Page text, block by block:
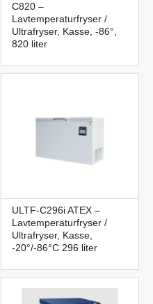
C820 –
Lavtemperaturfryser /
Ultrafryser, Kasse, -86°,
820 liter
ULTF-C296i ATEX –
Lavtemperaturfryser /
Ultrafryser, Kasse,
-20°/-86°C 296 liter